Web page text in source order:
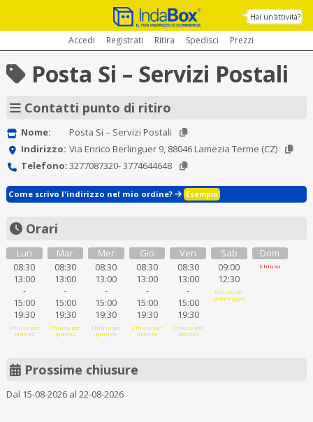
Hai un'attività?
Accedi Registrati Ritira Spedisci Prezzi
Posta Si – Servizi Postali
Contatti punto di ritiro
Nome:
Posta Si – Servizi Postali
Indirizzo: Via Enrico Berlinguer 9, 88046 Lamezia Terme (CZ)
Telefono:3277087320- 3774644648
Come scrivo l'indirizzo nel mio ordine? Esempio
Orari
Lun
08:30
13:00
-
15:00
19:30
Chiuso per
pranzo
Mar
08:30
13:00
-
15:00
19:30
Chiuso per
pranzo
Mer
08:30
13:00
-
15:00
19:30
Chiuso per
pranzo
Gio
08:30
13:00
-
15:00
19:30
Chiuso per
pranzo
Ven
08:30
13:00
-
15:00
19:30
Chiuso per
pranzo
Sab
09:00
12:30
Chiuso al
pomeriggio
Dom
Chiuso
Prossime chiusure
Dal 15-08-2026 al 22-08-2026